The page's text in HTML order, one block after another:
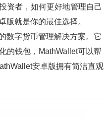
资者，如何更好地管理自己
版就是你的最佳选择。
数字货币管理解决方案。它
的钱包，MathWallet可以帮
安卓版拥有简洁直观